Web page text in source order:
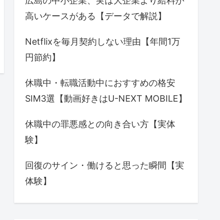
高いケースがある【データで解説】
Netflixを毎月契約しない理由【年間1万
円節約】
休職中・転職活動中におすすめの格安
SIM3選【動画好きはU-NEXT MOBILE】
休職中の罪悪感との向き合い方【実体
験】
回復のサイン・働けると思った瞬間【実
体験】